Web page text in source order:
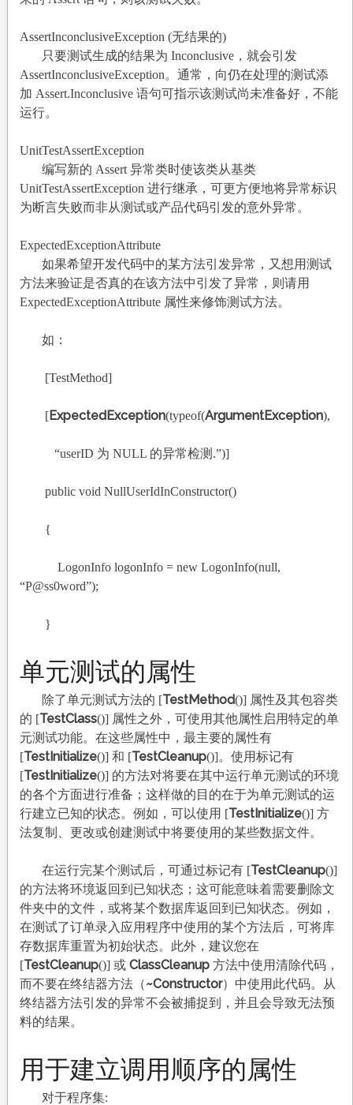
AssertInconclusiveException (无结果的)
只要测试生成的结果为 Inconclusive，就会引发
AssertInconclusiveException。通常，向仍在处理的测试添
加 Assert.Inconclusive 语句可指示该测试尚未准备好，不能
运行。
UnitTestAssertException
编写新的 Assert 异常类时使该类从基类
UnitTestAssertException 进行继承，可更方便地将异常标识
为断言失败而非从测试或产品代码引发的意外异常。
ExpectedExceptionAttribute
如果希望开发代码中的某方法引发异常，又想用测试
方法来验证是否真的在该方法中引发了异常，则请用
ExpectedExceptionAttribute 属性来修饰测试方法。
如：
[TestMethod]
[ExpectedException(typeof(ArgumentException),
“userID 为 NULL 的异常检测.”)]
public void NullUserIdInConstructor()
{
LogonInfo logonInfo = new LogonInfo(null,
“P@ss0word”);
}
单元测试的属性
除了单元测试方法的 [TestMethod()] 属性及其包容类
的 [TestClass()] 属性之外，可使用其他属性启用特定的单
元测试功能。在这些属性中，最主要的属性有
[TestInitialize()] 和 [TestCleanup()]。使用标记有
[TestInitialize()] 的方法对将要在其中运行单元测试的环境
的各个方面进行准备；这样做的目的在于为单元测试的运
行建立已知的状态。例如，可以使用 [TestInitialize()] 方
法复制、更改或创建测试中将要使用的某些数据文件。
在运行完某个测试后，可通过标记有 [TestCleanup()]
的方法将环境返回到已知状态；这可能意味着需要删除文
件夹中的文件，或将某个数据库返回到已知状态。例如，
在测试了订单录入应用程序中使用的某个方法后，可将库
存数据库重置为初始状态。此外，建议您在
[TestCleanup()] 或 ClassCleanup 方法中使用清除代码，
而不要在终结器方法（~Constructor）中使用此代码。从
终结器方法引发的异常不会被捕捉到，并且会导致无法预
料的结果。
用于建立调用顺序的属性
对于程序集: